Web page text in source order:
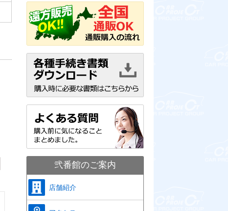
弐番館のご案内
店舗紹介